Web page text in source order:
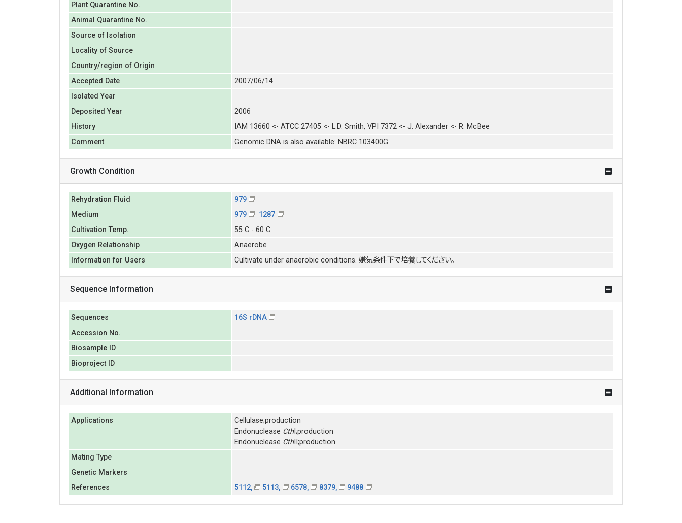
Plant Quarantine No.
Animal Quarantine No.
Source of Isolation
Locality of Source
Country/region of Origin
Accepted Date
2007/06/14
Isolated Year
Deposited Year
2006
History
IAM 13660 <- ATCC 27405 <- L.D. Smith, VPI 7372 <- J. Alexander <- R. McBee
Comment
Genomic DNA is also available: NBRC 103400G.
Growth Condition
Rehydration Fluid
979
Medium
979
1287
Cultivation Temp.
55 C - 60 C
Oxygen Relationship
Anaerobe
Information for Users
Cultivate under anaerobic conditions. 嫌気条件下で培養してください。
Sequence Information
Sequences
16S rDNA
Accession No.
Biosample ID
Bioproject ID
Additional Information
Applications
Cellulase;production
Endonuclease CthI;production
Endonuclease CthII;production
Mating Type
Genetic Markers
References
5112, 5113, 6578, 8379, 9488